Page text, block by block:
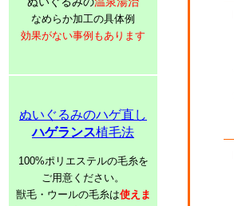
なめらか加工の具体例
効果がない事例もあります
ぬいぐるみのハゲ直し
ハゲランス植毛法
100%ポリエステルの毛糸を
ご用意ください。
獣毛・ウールの毛糸は使えま